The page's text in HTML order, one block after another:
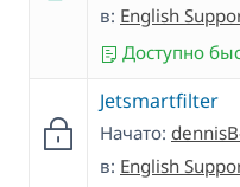
в: English
Доступно
Jetsmartfilter
Начато:
в: English